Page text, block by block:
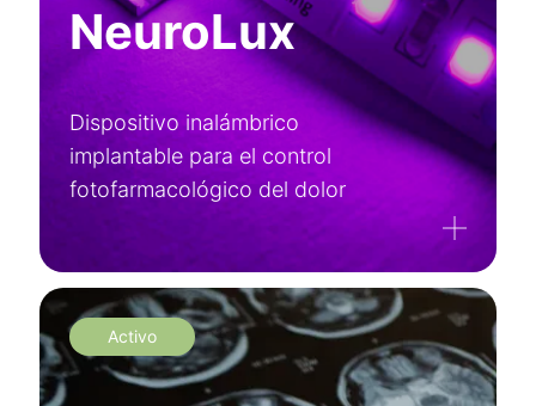
NeuroLux
Dispositivo inalámbrico
implantable para el control
fotofarmacológico del dolor
Activo